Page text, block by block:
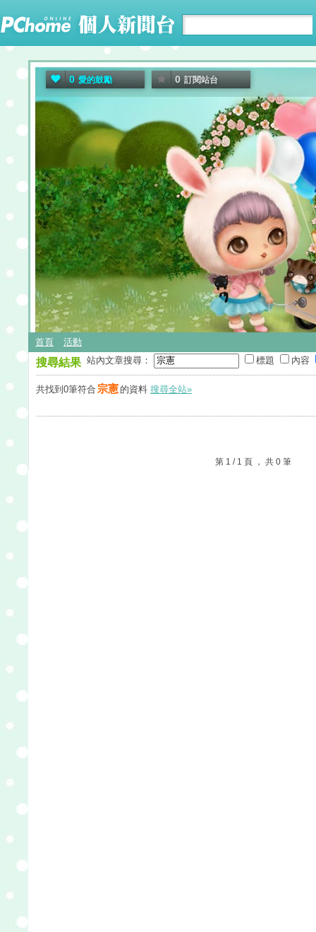
0 愛的鼓勵 0 訂閱站台
首頁 活動
搜尋結果 站內文章搜尋： 標題 內容
共找到0筆符合 宗憲 的資料 搜尋全站»
第 1 / 1 頁 ， 共 0 筆